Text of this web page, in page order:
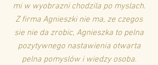
mi w wyobrazni chodzila po myslach.
Z firma Agnieszki nie ma, ze czegos
sie nie da zrobic, Agnieszka to pelna
pozytywnego nastawienia otwarta
pelna pomyslów i wiedzy osoba.